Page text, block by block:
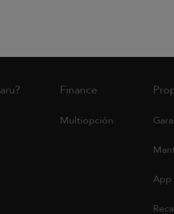
Finance
Multiopción
App